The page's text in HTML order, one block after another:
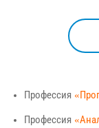
Профессия
Профессия